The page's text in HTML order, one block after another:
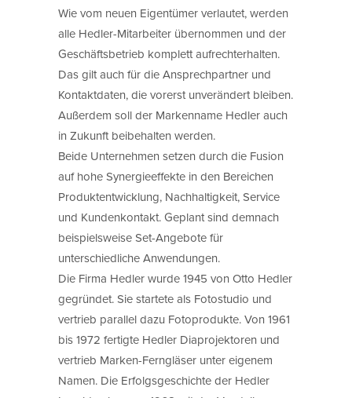
Wie vom neuen Eigentümer verlautet, werden
alle Hedler-Mitarbeiter übernommen und der
Geschäftsbetrieb komplett aufrechterhalten.
Das gilt auch für die Ansprechpartner und
Kontaktdaten, die vorerst unverändert bleiben.
Außerdem soll der Markenname Hedler auch
in Zukunft beibehalten werden.
Beide Unternehmen setzen durch die Fusion
auf hohe Synergieeffekte in den Bereichen
Produktentwicklung, Nachhaltigkeit, Service
und Kundenkontakt. Geplant sind demnach
beispielsweise Set-Angebote für
unterschiedliche Anwendungen.
Die Firma Hedler wurde 1945 von Otto Hedler
gegründet. Sie startete als Fotostudio und
vertrieb parallel dazu Fotoprodukte. Von 1961
bis 1972 fertigte Hedler Diaprojektoren und
vertrieb Marken-Ferngläser unter eigenem
Namen. Die Erfolgsgeschichte der Hedler